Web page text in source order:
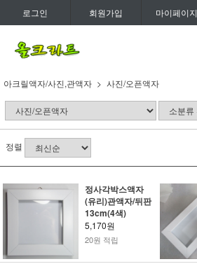
로그인 회원가입 마이페이지
아크릴액자/사진,관액자 사진/오픈액자
정렬
정사각박스액자
(유리)관액자/뒤판
13cm(4색)
5,170원
20원 적립